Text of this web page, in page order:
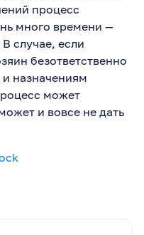
процесс
много времени —
случае, если
безответственно
назначениям
может
и вовсе не дать